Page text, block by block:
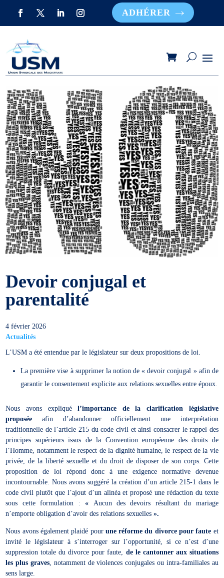
ADHÉRER
Devoir conjugal et
parentalité
4 février 2026
Actualités
L’USM a été entendue par le législateur sur deux propositions de loi.
La première vise à supprimer la notion de « devoir conjugal » afin de
garantir le consentement explicite aux relations sexuelles entre époux.
Nous avons expliquél’importance de la clarification législative
proposée afin d’abandonner officiellement une interprétation
traditionnelle de l’article 215 du code civil et ainsi consacrer le rappel des
principes supérieurs issus de la Convention européenne des droits de
l’Homme, notamment le respect de la dignité humaine, le respect de la vie
privée, de la liberté sexuelle et du droit de disposer de son corps. Cette
proposition de loi répond donc à une exigence normative devenue
incontournable. Nous avons suggéré la création d’un article 215-1 dans le
code civil plutôt que l’ajout d’un alinéa et proposé une rédaction du texte
sous cette formulation :« Aucun des devoirs résultant du mariage
n’emporte obligation d’avoir des relations sexuelles».
Nous avons également plaidé pour une réforme du divorce pour faute et
invité le législateur à s’interroger sur l’opportunité, si ce n’est d’une
suppression totale du divorce pour faute, de le cantonner aux situations
les plus graves, notamment de violences conjugales ou intra-familiales au
sens large.